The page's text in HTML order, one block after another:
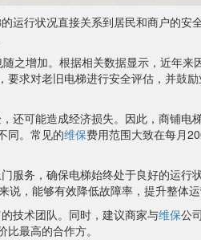
运行状况直接关系到居民和商户的安
之增加。根据相关数据显示，近年来
，要求对老旧电梯进行安全评估，并鼓
还可能造成经济损失。因此，商铺电
同。常见的维保费用范围大致在每月
服务，确保电梯始终处于良好的运行
，能够有效降低故障率，提升整体运
技术团队。同时，建议商家与维保公
最高的合作方。